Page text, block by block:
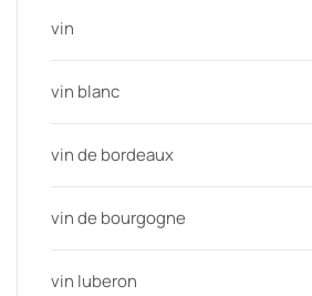
vin
vin blanc
vin de bordeaux
vin de bourgogne
vin luberon